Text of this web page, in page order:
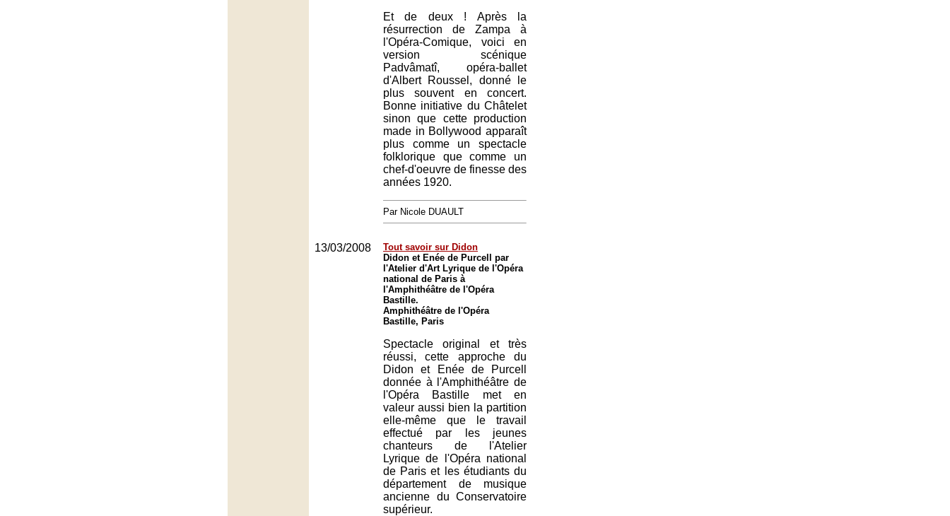
Et de deux ! Après la
résurrection de Zampa à
l'Opéra-Comique, voici en
version scénique
Padvâmatî, opéra-ballet
d'Albert Roussel, donné le
plus souvent en concert.
Bonne initiative du Châtelet
sinon que cette production
made in Bollywood apparaît
plus comme un spectacle
folklorique que comme un
chef-d'oeuvre de finesse des
années 1920.
Par Nicole DUAULT
13/03/2008
Tout savoir sur Didon
Didon et Enée de Purcell par
l'Atelier d'Art Lyrique de l'Opéra
national de Paris à
l'Amphithéâtre de l'Opéra
Bastille.
Amphithéâtre de l'Opéra
Bastille, Paris
Spectacle original et très
réussi, cette approche du
Didon et Enée de Purcell
donnée à l'Amphithéâtre de
l'Opéra Bastille met en
valeur aussi bien la partition
elle-même que le travail
effectué par les jeunes
chanteurs de l'Atelier
Lyrique de l'Opéra national
de Paris et les étudiants du
département de musique
ancienne du Conservatoire
supérieur.